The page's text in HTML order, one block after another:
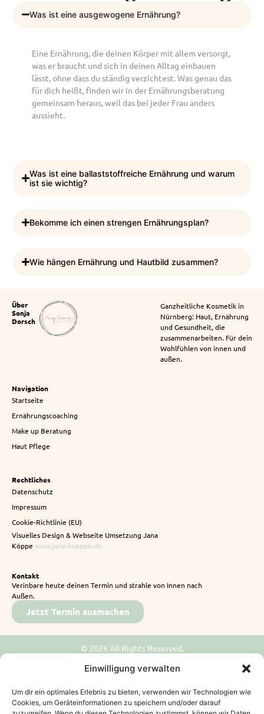
Einwilligung verwalten
Um dir ein optimales Erlebnis zu bieten, verwenden wir Technologien wie
Cookies, um Geräteinformationen zu speichern und/oder darauf
Was ist eine ausgewogene Ernährung?
Eine Ernährung, die deinen Körper mit allem versorgt,
was er braucht und sich in deinen Alltag einbauen
lässt, ohne dass du ständig verzichtest. Was genau das
für dich heißt, finden wir in der Ernährungsberatung
gemeinsam heraus, weil das bei jeder Frau anders
aussieht.
Was ist eine ballaststoffreiche Ernährung und warum
ist sie wichtig?
Bekomme ich einen strengen Ernährungsplan?
Wie hängen Ernährung und Hautbild zusammen?
Über
Sonja
Dorsch
Ganzheitliche Kosmetik in
Nürnberg: Haut, Ernährung
und Gesundheit, die
zusammenarbeiten. Für dein
Wohlfühlen von innen und
außen.
Navigation
Startseite
Ernährungscoaching
Make up Beratung
Haut Pflege
Rechtliches
Datenschutz
Impressum
Cookie-Richtlinie (EU)
Visuelles Design & Webseite Umsetzung Jana
Köppe www.jana-koeppe.de
Kontakt
Verinbare heute deinen Termin und strahle von Innen nach
Außen.
Jetzt Termin ausmachen
© 2026 All Rights Reserved.